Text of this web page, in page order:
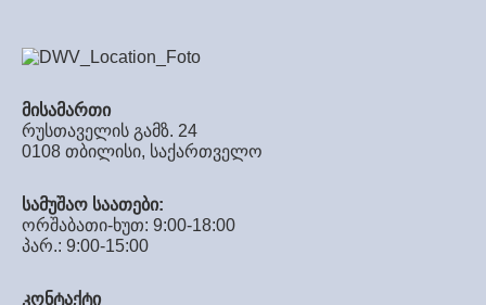
მისამართი
რუსთაველის გამზ. 24
0108 თბილისი, საქართველო
სამუშაო საათები:
ორშაბათი-ხუთ: 9:00-18:00
პარ.: 9:00-15:00
კონტაქტი